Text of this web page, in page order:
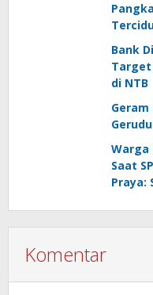
Bank
Target
di NTB
Warga
Saat
Praya:
Komentar